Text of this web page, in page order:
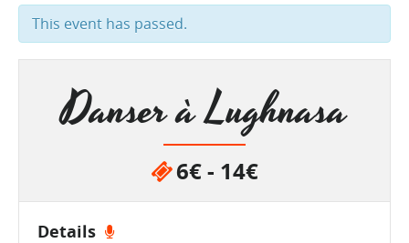
This event has passed.
Danser à Lughnasa
6€ - 14€
Details